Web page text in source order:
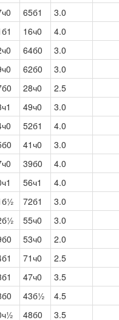
65б1 3.0
16ч0 4.0
64б0 3.0
62б0 3.0
28ч0 2.5
49ч0 3.0
52б1 4.0
41ч0 3.0
39б0 4.0
56ч1 4.0
72б1 3.0
55ч0 3.0
53ч0 2.0
71ч0 2.5
47ч0 3.5
43б½ 4.5
48б0 3.5